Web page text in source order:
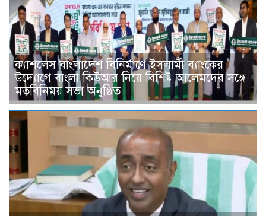
ক্যাশলেস বাংলাদেশ বিনির্মাণে ইসলামী ব্যাংকের
উদ্যোগে বাংলা কিউআর নিয়ে বিশিষ্ট আলেমদের সঙ্গে
মতবিনিময় সভা অনুষ্ঠিত